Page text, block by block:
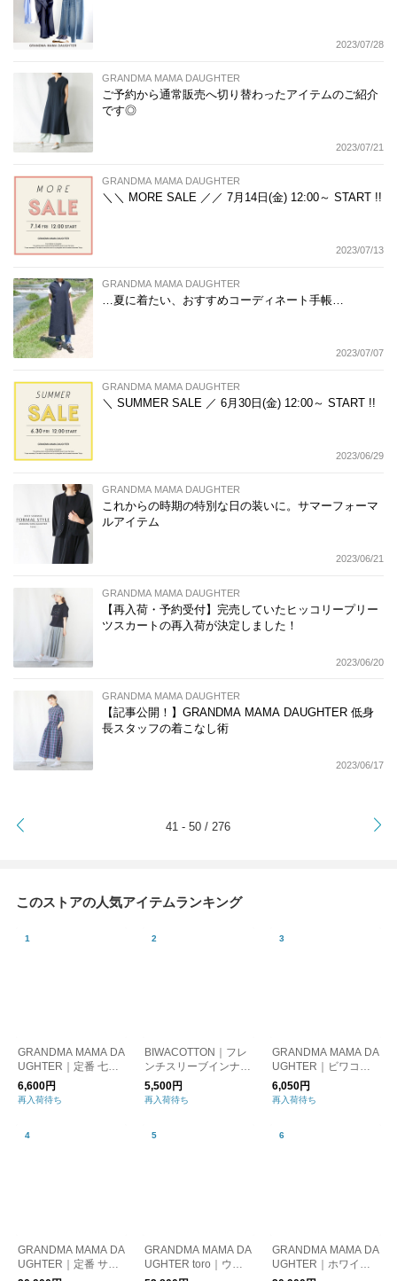
2023/07/28
GRANDMA MAMA DAUGHTER
ご予約から通常販売へ切り替わったアイテムのご紹介
です◎
2023/07/21
GRANDMA MAMA DAUGHTER
＼＼ MORE SALE ／／ 7月14日(金) 12:00～ START !!
2023/07/13
GRANDMA MAMA DAUGHTER
…夏に着たい、おすすめコーディネート手帳…
2023/07/07
GRANDMA MAMA DAUGHTER
＼ SUMMER SALE ／ 6月30日(金) 12:00～ START !!
2023/06/29
GRANDMA MAMA DAUGHTER
これからの時期の特別な日の装いに。サマーフォーマ
ルアイテム
2023/06/21
GRANDMA MAMA DAUGHTER
【再入荷・予約受付】完売していたヒッコリープリー
ツスカートの再入荷が決定しました！
2023/06/20
GRANDMA MAMA DAUGHTER
【記事公開！】GRANDMA MAMA DAUGHTER 低身
長スタッフの着こなし術
2023/06/17
41 - 50 / 276
このストアの人気アイテムランキング
GRANDMA MAMA DA
UGHTER｜定番 七分
袖ボーダーカットソー
GC711901
6,600円
再入荷待ち
BIWACOTTON｜フレ
ンチスリーブインナー
（3418710）
5,500円
再入荷待ち
GRANDMA MAMA DA
UGHTER｜ビワコッ
トンキャミソール・ス
リップ丈（3418709）
6,050円
再入荷待ち
GRANDMA MAMA DA
UGHTER｜定番 サイ
ドジップ デニムパン
GRANDMA MAMA DA
UGHTER toro｜ウー
ルギャバコンパクトジ
GRANDMA MAMA DA
UGHTER｜ホワイト
サイドジップ GP3400